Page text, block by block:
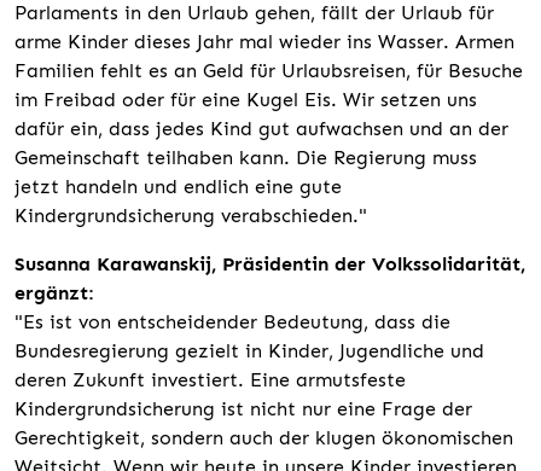
Parlaments in den Urlaub gehen, fällt der Urlaub für
arme Kinder dieses Jahr mal wieder ins Wasser. Armen
Familien fehlt es an Geld für Urlaubsreisen, für Besuche
im Freibad oder für eine Kugel Eis. Wir setzen uns
dafür ein, dass jedes Kind gut aufwachsen und an der
Gemeinschaft teilhaben kann. Die Regierung muss
jetzt handeln und endlich eine gute
Kindergrundsicherung verabschieden."
Susanna Karawanskij, Präsidentin der Volkssolidarität,
ergänzt:
"Es ist von entscheidender Bedeutung, dass die
Bundesregierung gezielt in Kinder, Jugendliche und
deren Zukunft investiert. Eine armutsfeste
Kindergrundsicherung ist nicht nur eine Frage der
Gerechtigkeit, sondern auch der klugen ökonomischen